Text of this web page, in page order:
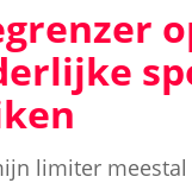
limiter meestal